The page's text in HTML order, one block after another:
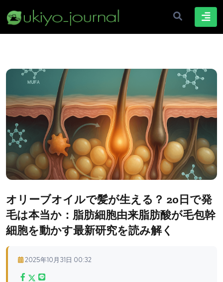
オリーブオイルで髪が生える？ 20日で発
毛は本当か：脂肪細胞由来脂肪酸が毛包幹
細胞を動かす最新研究を読み解く
2025年10月31日 00:32